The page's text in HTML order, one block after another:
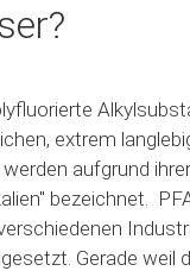
extrem
werden aufgrund
bezeichnet.
Gerade weil